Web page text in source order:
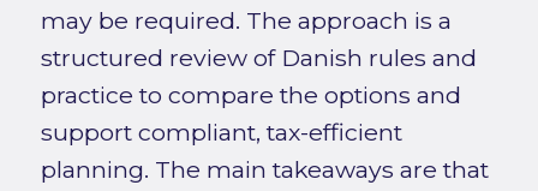
may be required. The approach is a
structured review of Danish rules and
practice to compare the options and
support compliant, tax-efficient
planning. The main takeaways are that